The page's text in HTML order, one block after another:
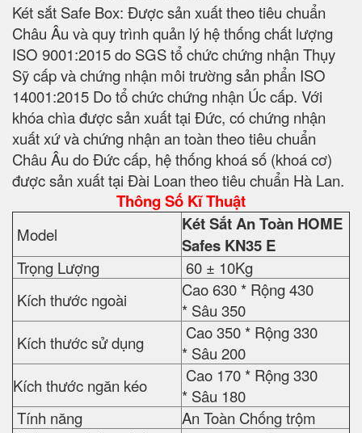
Két sắt Safe Box: Được sản xuất theo tiêu chuẩn
Châu Âu và quy trình quản lý hệ thống chất lượng
ISO 9001:2015 do SGS tổ chức chứng nhận Thụy
Sỹ cấp và chứng nhận môi trường sản phẩn ISO
14001:2015 Do tổ chức chứng nhận Úc cấp. Với
khóa chìa được sản xuất tại Đức, có chứng nhận
xuất xứ và chứng nhận an toàn theo tiêu chuẩn
Châu Âu do Đức cấp, hệ thống khoá số (khoá cơ)
được sản xuất tại Đài Loan theo tiêu chuẩn Hà Lan.
Thông Số Kĩ Thuật
Model
Két Sắt An Toàn HOME
Safes KN35 E
Trọng Lượng
60 ± 10Kg
Kích thước ngoài
Cao 630 * Rộng 430
* Sâu 350
Kích thước sử dụng
Cao 350 * Rộng 330
* Sâu 200
Kích thước ngăn kéo
Cao 170 * Rộng 330
* Sâu 180
Tính năng
An Toàn Chống trộm